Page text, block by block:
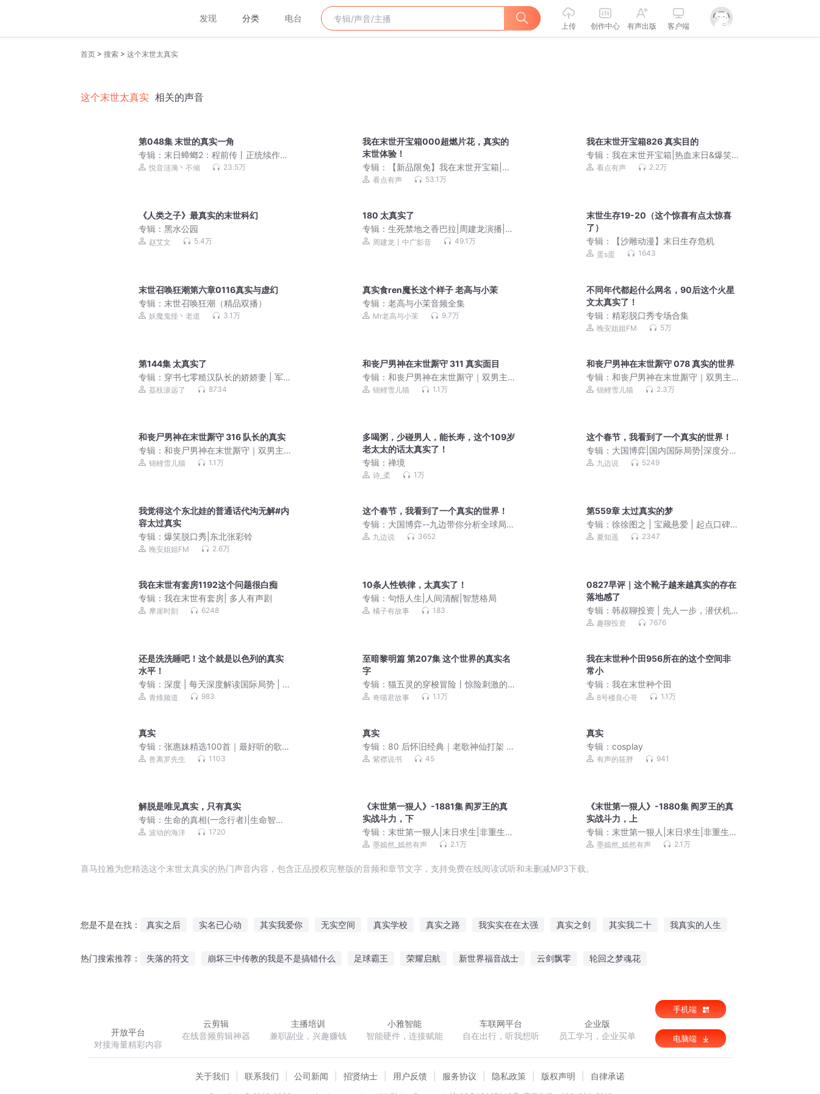
发现 分类 电台
上传 创作中心 有声出版 客户端
首页 > 搜索 > 这个末世太真实
这个末世太真实 相关的声音
第048集 末世的真实一角
专辑： 末日蟑螂2：程前传丨正统续作9
年重现
悦音涟漪丶不倾 23.5万
我在末世开宝箱000超燃片花，真实的
末世体验！
专辑：
【新品限免】我在末世开宝箱|热
血&爆笑&带系统
看点有声 53.1万
我在末世开宝箱826 真实目的
专辑：我在末世开宝箱|热血末日&爆笑&
杀神&带系统
看点有声 2.2万
《人类之子》最真实的末世科幻
专辑： 黑水公园
赵艾文 5.4万
180 太真实了
专辑：生死禁地之香巴拉|周建龙演播|全
集免费|持续爆更
周建龙丨中广影音 49.1万
末世生存19-20（这个惊喜有点太惊喜
了）
专辑：
【沙雕动漫】末日生存危机
蛋s蛋 1643
末世召唤狂潮第六章0116真实与虚幻
专辑： 末世召唤狂潮（精品双播）
妖魔鬼怪丶老道 3.1万
真实食ren魔长这个样子 老高与小茉
专辑：老高与小茉音频全集
Mr老高与小茉 9.7万
不同年代都起什么网名，90后这个火星
文太真实了！
专辑：精彩脱口秀专场合集
晚安姐姐FM 5万
第144集 太真实了
专辑： 穿书七零糙汉队长的娇娇妻 | 军
婚甜宠
荔枝滚远了 8734
和丧尸男神在末世厮守 311 真实面目
专辑：和丧尸男神在末世厮守｜双男主
｜顾长生&星辞&兔比
锦鲤雪儿猫 1.1万
和丧尸男神在末世厮守 078 真实的世界
专辑：和丧尸男神在末世厮守｜双男主
｜顾长生&星辞&兔比
锦鲤雪儿猫 2.3万
和丧尸男神在末世厮守 316 队长的真实
专辑： 和丧尸男神在末世厮守｜双男主
｜顾长生&星辞&兔比
锦鲤雪儿猫 1.1万
多喝粥，少碰男人，能长寿，这个109岁
老太太的话太真实了！
专辑：禅境
诗_柔 1万
这个春节，我看到了一个真实的世界！
专辑： 大国博弈|国内国际局势|深度分
析|热点九边听风的蚕
九边说 5249
我觉得这个东北娃的普通话代沟无解#内
容太过真实
专辑： 爆笑脱口秀|东北张彩铃
晚安姐姐FM 2.6万
这个春节，我看到了一个真实的世界！
专辑： 大国博弈--九边带你分析全球局势
最新消息|听风的蚕
九边说 3652
第559章 太过真实的梦
专辑：徐徐图之 | 宝藏悬爱 | 起点口碑悬
疑推理 | 甜虐高智商
夏知遥 2347
我在末世有套房1192这个问题很白痴
专辑： 我在末世有套房| 多人有声剧
摩崖时刻 6248
10条人性铁律，太真实了！
专辑：句悟人生|人间清醒|智慧格局
橘子有故事 183
0827早评｜这个靴子越来越真实的存在
落地感了
专辑：韩叔聊投资 | 先人一步，潜伏机
会！趣聊投资 7676
还是洗洗睡吧！这个就是以色列的真实
水平！
专辑： 深度 | 每天深度解读国际局势 | 爆
更 青烽频道 983
至暗黎明篇 第207集 这个世界的真实名
字
专辑：猫五灵的穿梭冒险丨惊险刺激的
求生之路丨奇喵宇宙
奇喵君故事 1.1万
我在末世种个田956所在的这个空间非
常小
专辑：我在末世种个田
8号楼良心哥 1.1万
真实
专辑： 张惠妹精选100首｜最好听的歌曲
合集｜超高音质
兽离罗先生 1103
真实
专辑： 80 后怀旧经典｜老歌神仙打架 单
曲循环必听
紫襟说书 45
真实
专辑：cosplay
有声的筱胖 941
解脱是唯见真实，只有真实
专辑： 生命的真相(一念行者)|生命智慧|
自在人生
波动的海洋 1720
《末世第一狠人》-1881集 阎罗王的真
实战斗力，下
专辑：末世第一狠人|末日求生|非重生|
轻系统|丧尸病毒|VIP多播
墨嫣然_嫣然有声 2.1万
《末世第一狠人》-1880集 阎罗王的真
实战斗力，上
专辑：末世第一狠人|末日求生|非重生|
轻系统|丧尸病毒|VIP多播
墨嫣然_嫣然有声 2.1万
喜马拉雅为您精选这个末世太真实的热门声音内容，包含正品授权完整版的音频和章节文字，支持免费在线阅读试听和未删减MP3下载。
您是不是在找： 真实之后 实名已心动 其实我爱你 无实空间 真实学校 真实之路 我实实在在太强 真实之剑 其实我二十 我真实的人生
热门搜索推荐： 失落的符文 崩坏三中传教的我是不是搞错什么 足球霸王 荣耀启航 新世界福音战士 云剑飘零 轮回之梦魂花
开放平台
对接海量精彩内容
云剪辑
在线音频剪辑神器
主播培训
兼职副业，兴趣赚钱
小雅智能
智能硬件，连接赋能
车联网平台
自在出行，听我想听
企业版
员工学习，企业买单
手机端
电脑端
关于我们 联系我们 公司新闻 招贤纳士 用户反馈 服务协议 隐私政策 版权声明 自律承诺